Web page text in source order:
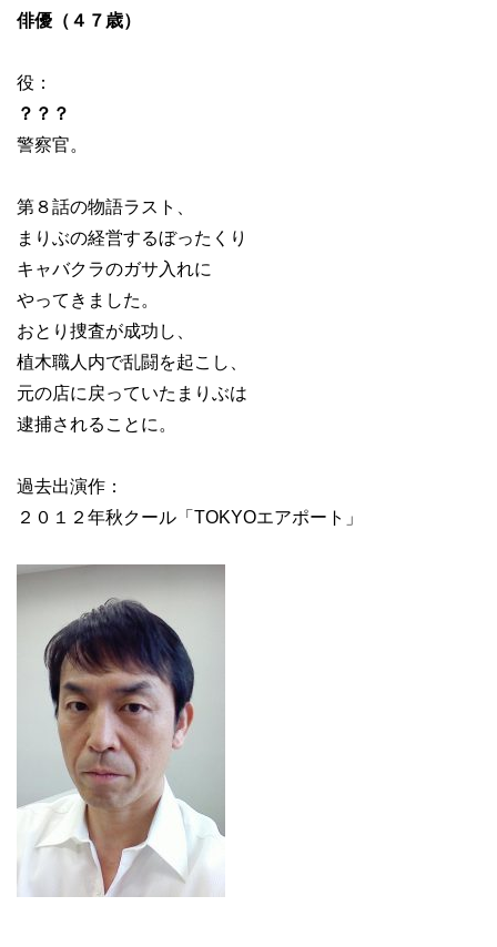
俳優（４７歳）
役：
？？？
警察官。
第８話の物語ラスト、
まりぶの経営するぼったくり
キャバクラのガサ入れに
やってきました。
おとり捜査が成功し、
植木職人内で乱闘を起こし、
元の店に戻っていたまりぶは
逮捕されることに。
過去出演作：
２０１２年秋クール「TOKYOエアポート」